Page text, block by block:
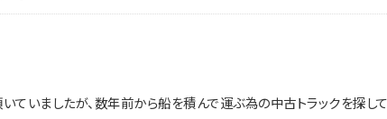
いましたが、数年前から船を積んで運ぶ為の中古トラックを探して